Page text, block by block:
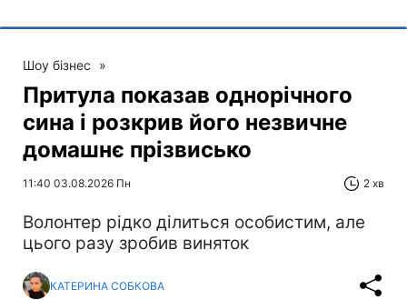
Шоу бізнес »
Притула показав однорічного
сина і розкрив його незвичне
домашнє прізвисько
11:40 03.08.2026 Пн 2 хв
Волонтер рідко ділиться особистим, але
цього разу зробив виняток
КАТЕРИНА СОБКОВА